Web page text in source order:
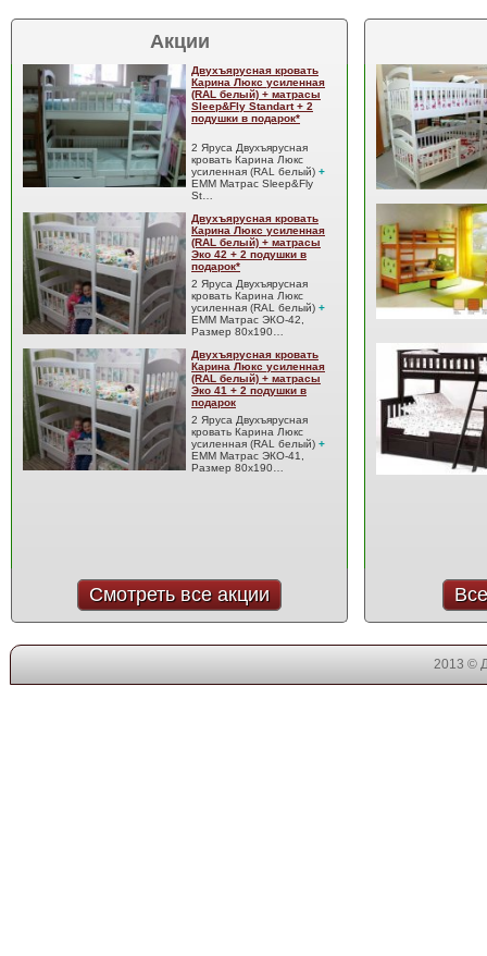
Акции
Двухъярусная кровать
Карина Люкс усиленная
(RAL белый) + матрасы
Sleep&Fly Standart + 2
подушки в подарок*
2 Яруса Двухъярусная
кровать Карина Люкс
усиленная (RAL белый) +
EMM Матрас Sleep&Fly
St…
Двухъярусная кровать
Карина Люкс усиленная
(RAL белый) + матрасы
Эко 42 + 2 подушки в
подарок*
2 Яруса Двухъярусная
кровать Карина Люкс
усиленная (RAL белый) +
EMM Матрас ЭКО-42,
Размер 80x190…
Двухъярусная кровать
Карина Люкс усиленная
(RAL белый) + матрасы
Эко 41 + 2 подушки в
подарок
2 Яруса Двухъярусная
кровать Карина Люкс
усиленная (RAL белый) +
EMM Матрас ЭКО-41,
Размер 80x190…
Смотреть все акции
2013 ©